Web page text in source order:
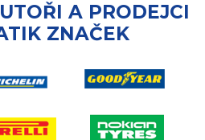
A PRODEJCI
ZNAČEK